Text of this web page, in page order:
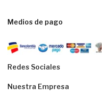
Medios de pago
Redes Sociales
Nuestra Empresa